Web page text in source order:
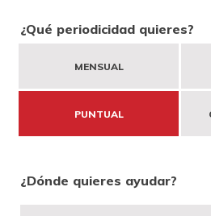
ACCESO PARA USUARIOS
EMPRESAS CON CORAZÓN
OTRAS FORMAS DE COLABORAR
CANAL ÉTICO Y DE
¿Qué periodicidad quieres?
MENSUAL
PUNTUAL
¿Dónde quieres ayudar?